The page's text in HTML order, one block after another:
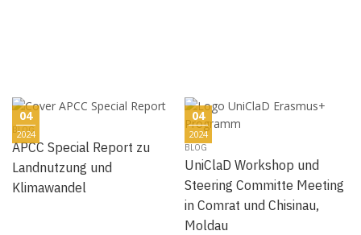
04
2024
BLOG
APCC Special Report zu
Landnutzung und
Klimawandel
04
2024
BLOG
UniClaD Workshop und
Steering Committe Meeting
in Comrat und Chisinau,
Moldau